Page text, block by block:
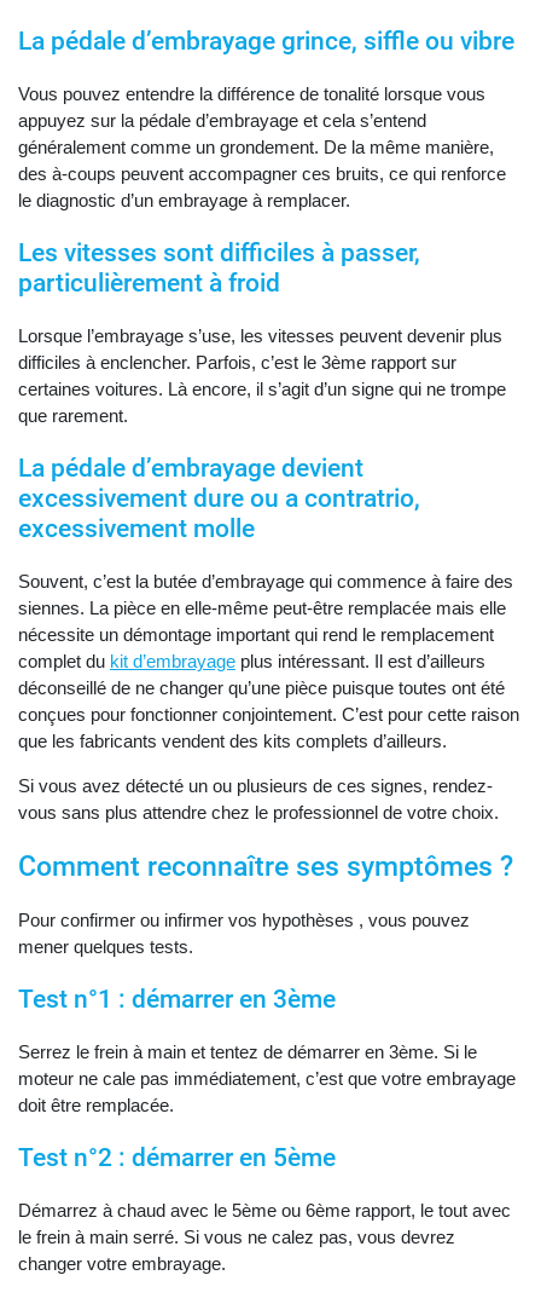
La pédale d’embrayage grince, siffle ou vibre
Vous pouvez entendre la différence de tonalité lorsque vous
appuyez sur la pédale d’embrayage et cela s’entend
généralement comme un grondement. De la même manière,
des à-coups peuvent accompagner ces bruits, ce qui renforce
le diagnostic d’un embrayage à remplacer.
Les vitesses sont difficiles à passer,
particulièrement à froid
Lorsque l’embrayage s’use, les vitesses peuvent devenir plus
difficiles à enclencher. Parfois, c’est le 3ème rapport sur
certaines voitures. Là encore, il s’agit d’un signe qui ne trompe
que rarement.
La pédale d’embrayage devient
excessivement dure ou a contratrio,
excessivement molle
Souvent, c’est la butée d’embrayage qui commence à faire des
siennes. La pièce en elle-même peut-être remplacée mais elle
nécessite un démontage important qui rend le remplacement
complet du kit d’embrayage plus intéressant. Il est d’ailleurs
déconseillé de ne changer qu’une pièce puisque toutes ont été
conçues pour fonctionner conjointement. C’est pour cette raison
que les fabricants vendent des kits complets d’ailleurs.
Si vous avez détecté un ou plusieurs de ces signes, rendez-
vous sans plus attendre chez le professionnel de votre choix.
Comment reconnaître ses symptômes ?
Pour confirmer ou infirmer vos hypothèses , vous pouvez
mener quelques tests.
Test n°1 : démarrer en 3ème
Serrez le frein à main et tentez de démarrer en 3ème. Si le
moteur ne cale pas immédiatement, c’est que votre embrayage
doit être remplacée.
Test n°2 : démarrer en 5ème
Démarrez à chaud avec le 5ème ou 6ème rapport, le tout avec
le frein à main serré. Si vous ne calez pas, vous devrez
changer votre embrayage.